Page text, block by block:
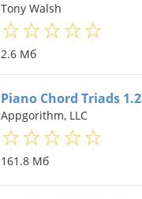
Tony Walsh
2.6 Мб
Piano Chord Triads 1.2
Appgorithm, LLC
161.8 Мб